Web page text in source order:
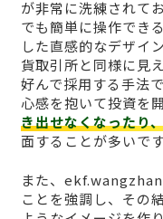
が非常に洗練されて
でも簡単に操作でき
した直感的なデザイ
貨取引所と同様に見
好んで採用する手法
心感を抱いて投資を
き出せなくなったり
面することが多いです
また、
ことを強調し、その